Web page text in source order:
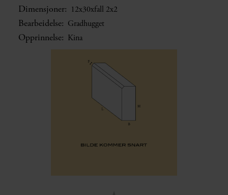
Dimensjoner: 12x30xfall 2x2
Bearbeidelse: Gradhugget
Opprinnelse: Kina